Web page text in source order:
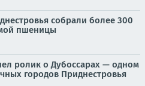
собрали более 300
пшеницы
ролик о Дубоссарах — одном
городов Приднестровья